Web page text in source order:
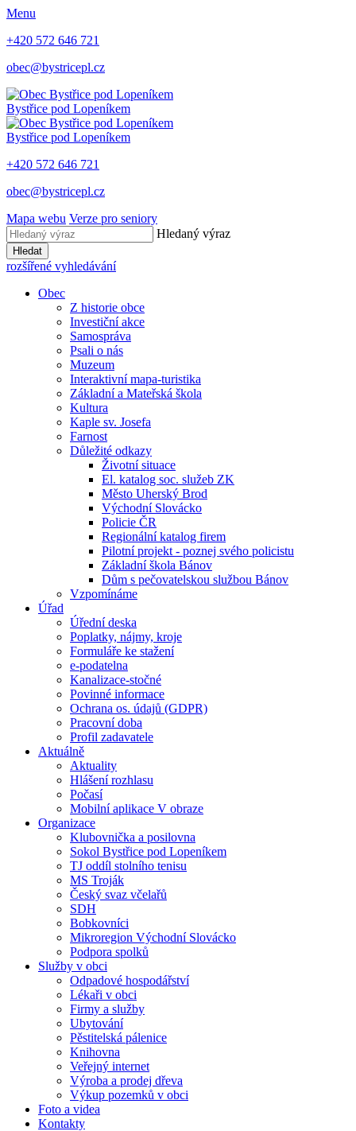
Menu
+420 572 646 721
obec@bystricepl.cz
Bystřice pod Lopeníkem
Bystřice pod Lopeníkem
+420 572 646 721
obec@bystricepl.cz
Mapa webu Verze pro seniory
Hledaný výraz
Hledat
rozšířené vyhledávání
Obec
Z historie obce
Investiční akce
Samospráva
Psali o nás
Muzeum
Interaktivní mapa-turistika
Základní a Mateřská škola
Kultura
Kaple sv. Josefa
Farnost
Důležité odkazy
Životní situace
El. katalog soc. služeb ZK
Město Uherský Brod
Východní Slovácko
Policie ČR
Regionální katalog firem
Pilotní projekt - poznej svého policistu
Základní škola Bánov
Dům s pečovatelskou službou Bánov
Vzpomínáme
Úřad
Úřední deska
Poplatky, nájmy, kroje
Formuláře ke stažení
e-podatelna
Kanalizace-stočné
Povinné informace
Ochrana os. údajů (GDPR)
Pracovní doba
Profil zadavatele
Aktuálně
Aktuality
Hlášení rozhlasu
Počasí
Mobilní aplikace V obraze
Organizace
Klubovnička a posilovna
Sokol Bystřice pod Lopeníkem
TJ oddíl stolního tenisu
MS Troják
Český svaz včelařů
SDH
Bobkovníci
Mikroregion Východní Slovácko
Podpora spolků
Služby v obci
Odpadové hospodářství
Lékaři v obci
Firmy a služby
Ubytování
Pěstitelská pálenice
Knihovna
Veřejný internet
Výroba a prodej dřeva
Výkup pozemků v obci
Foto a videa
Kontakty